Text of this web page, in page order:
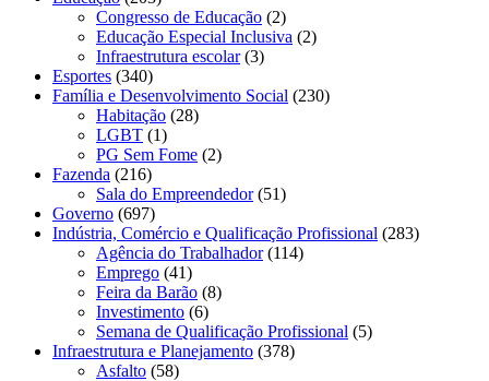
Congresso de Educação (2)
Educação Especial Inclusiva (2)
Infraestrutura escolar(3)
Esportes (340)
Família e Desenvolvimento Social (230)
Habitação (28)
LGBT (1)
PG Sem Fome (2)
Fazenda (216)
Sala do Empreendedor(51)
Governo (697)
Indústria, Comércio e Qualificação Profissional (283)
Agência do Trabalhador(114)
Emprego (41)
Feira da Barão (8)
Investimento (6)
Semana de Qualificação Profissional (5)
Infraestrutura e Planejamento (378)
Asfalto (58)